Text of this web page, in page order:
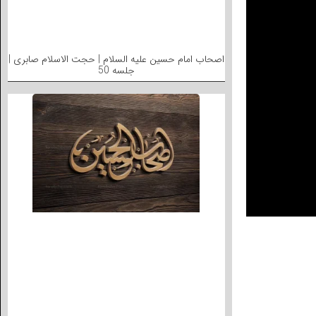
اصحاب امام حسین علیه السلام | حجت الاسلام صابری |
جلسه 50